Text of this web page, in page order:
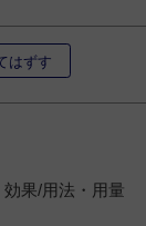
はずす
効果/用法・用量